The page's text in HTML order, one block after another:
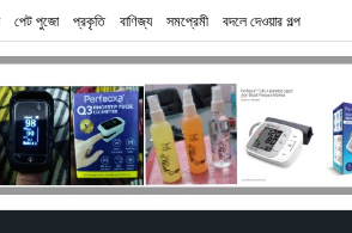
পেট পুজো প্রকৃতি বাণিজ্য সমপ্রেমী বদলে দেওয়ার গল্প